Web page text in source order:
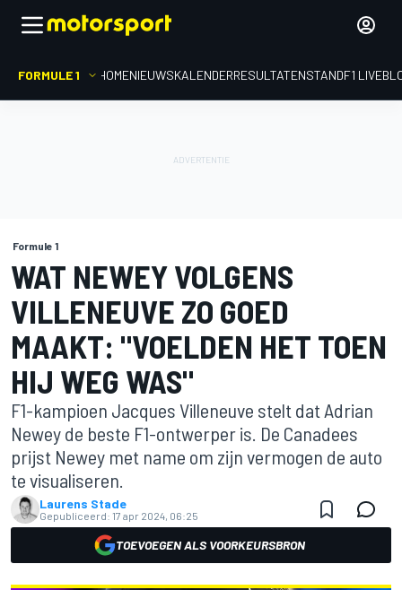
FORMULE 1 HOMENIEUWSKALENDERRESULTATENSTANDF1
Formule 1
WAT NEWEY VOLGENS
VILLENEUVE ZO GOED
MAAKT: "VOELDEN HET TOEN
HIJ WEG WAS"
F1-kampioen Jacques Villeneuve stelt dat Adrian
Newey de beste F1-ontwerper is. De Canadees
prijst Newey met name om zijn vermogen de auto
te visualiseren.
Laurens Stade
Gepubliceerd: 17 apr 2024, 06:25
TOEVOEGEN ALS VOORKEURSBRON